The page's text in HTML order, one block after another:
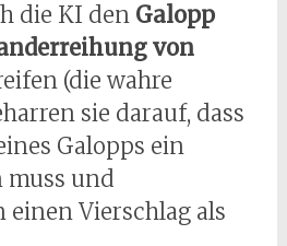
die KI den Galopp
von
(die wahre
sie darauf, dass
Galopps ein
muss und
Vierschlag als